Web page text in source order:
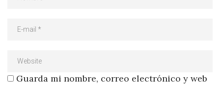
Guarda mi nombre, correo electrónico y web